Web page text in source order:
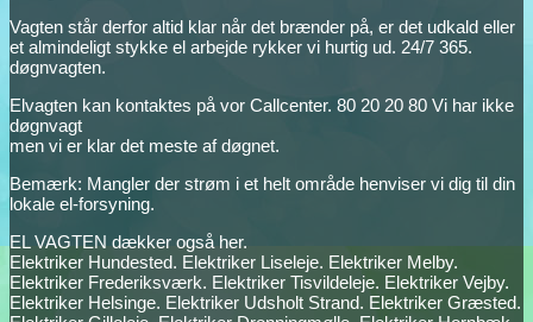
Vagten står derfor altid klar når det brænder på, er det udkald eller
et almindeligt stykke el arbejde rykker vi hurtig ud. 24/7 365.
døgnvagten.
Elvagten kan kontaktes på vor Callcenter. 80 20 20 80 Vi har ikke
døgnvagt
men vi er klar det meste af døgnet.
Bemærk: Mangler der strøm i et helt område henviser vi dig til din
lokale el-forsyning.
EL VAGTEN dækker også her.
Elektriker Hundested. Elektriker Liseleje. Elektriker Melby.
Elektriker Frederiksværk. Elektriker Tisvildeleje. Elektriker Vejby.
Elektriker Helsinge. Elektriker Udsholt Strand. Elektriker Græsted.